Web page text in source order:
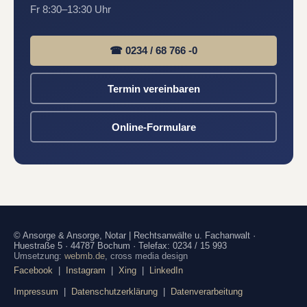
Fr 8:30–13:30 Uhr
☎ 0234 / 68 766 -0
Termin vereinbaren
Online-Formulare
© Ansorge & Ansorge, Notar | Rechtsanwälte u. Fachanwalt ·
Huestraße 5 · 44787 Bochum · Telefax: 0234 / 15 993
Umsetzung: webmb.de, cross media design
Facebook
Instagram Xing LinkedIn
Impressum Datenschutzerklärung Datenverarbeitung